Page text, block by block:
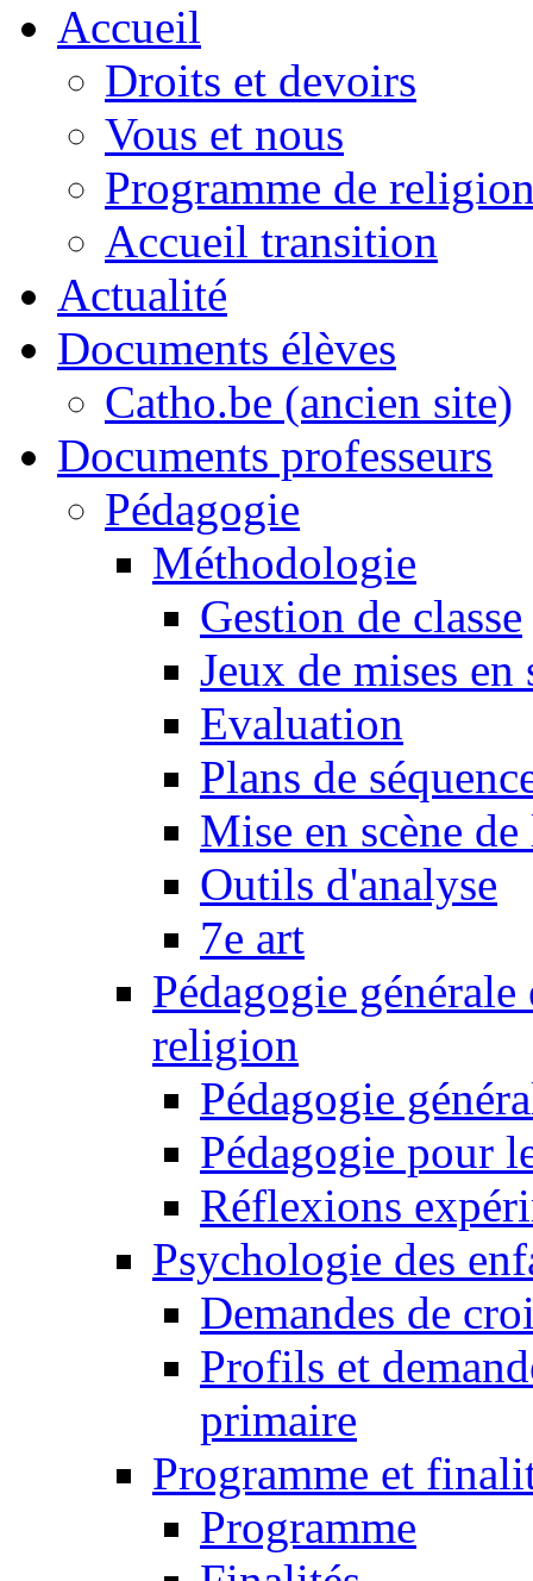
Accueil
Droits et devoirs
Vous et nous
Programme de
Accueil transition
Actualité
Documents élèves
Catho.be (ancien site)
Documents professeurs
Pédagogie
Méthodologie
Gestion de classe
Jeux de mises
Evaluation
Plans de
Mise en scène
Outils d'analyse
7e art
Pédagogie
religion
Pédagogie
Pédagogie pour
Réflexions
Psychologie des
Demandes de
Profils et
primaire
Programme et
Programme